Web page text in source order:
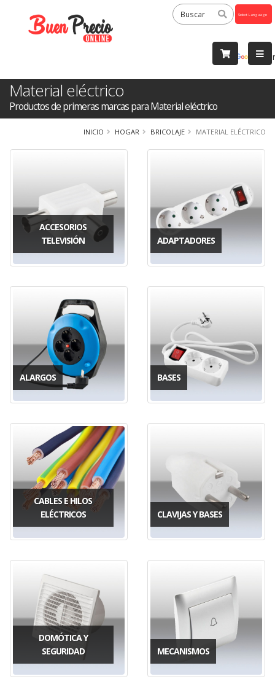
by
Material eléctrico
Productos de primeras marcas para Material eléctrico
INICIO HOGAR BRICOLAJE MATERIAL ELÉCTRICO
ACCESORIOS
TELEVISIÓN
ADAPTADORES
ALARGOS BASES
CABLES E HILOS
ELÉCTRICOS
CLAVIJAS Y BASES
DOMÓTICA Y
SEGURIDAD
MECANISMOS